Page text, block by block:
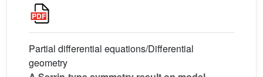
Partial differential equations/Differential
geometry